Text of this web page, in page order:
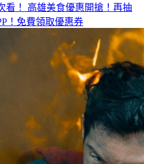
！免費領取優惠券